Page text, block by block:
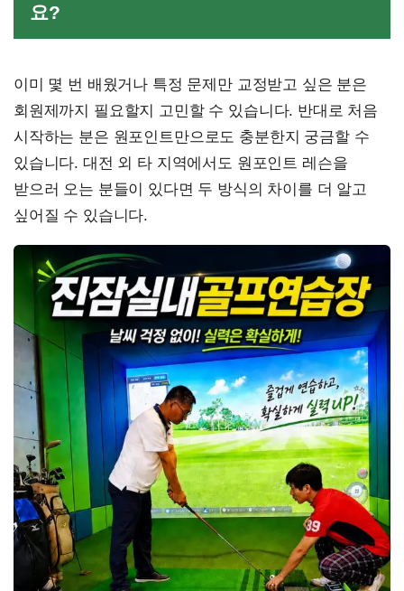
요?
이미 몇 번 배웠거나 특정 문제만 교정받고 싶은 분은
회원제까지 필요할지 고민할 수 있습니다. 반대로 처음
시작하는 분은 원포인트만으로도 충분한지 궁금할 수
있습니다. 대전 외 타 지역에서도 원포인트 레슨을
받으러 오는 분들이 있다면 두 방식의 차이를 더 알고
싶어질 수 있습니다.